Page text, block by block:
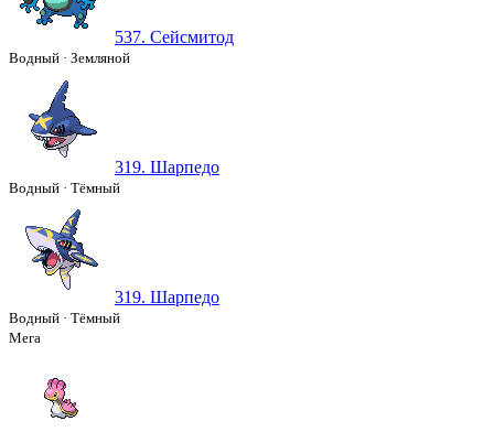
537. Сейсмитод
Водный · Земляной
319. Шарпедо
Водный · Тёмный
319. Шарпедо
Водный · Тёмный
Мега